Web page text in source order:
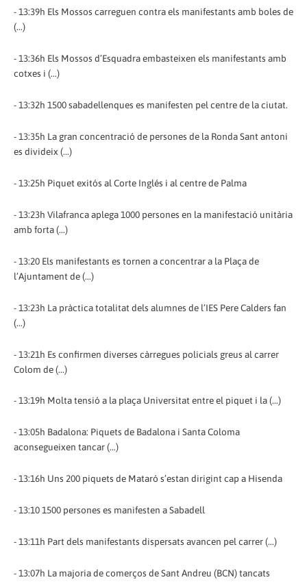
- 13:39h Els Mossos carreguen contra els manifestants amb boles de
(...)
- 13:36h Els Mossos d’Esquadra embasteixen els manifestants amb
cotxes i (...)
- 13:32h 1500 sabadellenques es manifesten pel centre de la ciutat.
- 13:35h La gran concentració de persones de la Ronda Sant antoni
es divideix (...)
- 13:25h Piquet exitós al Corte Inglés i al centre de Palma
- 13:23h Vilafranca aplega 1000 persones en la manifestació unitària
amb forta (...)
- 13:20 Els manifestants es tornen a concentrar a la Plaça de
l’Ajuntament de (...)
- 13:23h La pràctica totalitat dels alumnes de l’IES Pere Calders fan
(...)
- 13:21h Es confirmen diverses càrregues policials greus al carrer
Colom de (...)
- 13:19h Molta tensió a la plaça Universitat entre el piquet i la (...)
- 13:05h Badalona: Piquets de Badalona i Santa Coloma
aconsegueixen tancar (...)
- 13:16h Uns 200 piquets de Mataró s’estan dirigint cap a Hisenda
- 13:10 1500 persones es manifesten a Sabadell
- 13:11h Part dels manifestants dispersats avancen pel carrer (...)
- 13:07h La majoria de comerços de Sant Andreu (BCN) tancats